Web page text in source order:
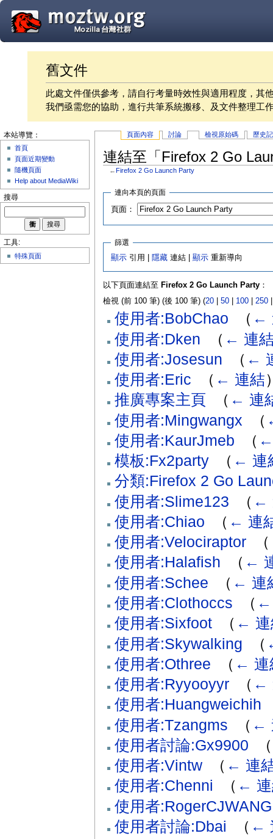
舊文件
此處文件僅供參考，請自行考量時效性與適用程度，其
我們亟需您的協助，進行共筆系統搬移、及文件整理工
頁面內容 討論 檢視原始碼 歷史
連結至「Firefox 2 Go
← Firefox 2 Go Launch Party
連向本頁的頁面
頁面：
篩選
顯示 引用 | 隱藏 連結 |顯示 重新導向
以下頁面連結至 Firefox 2 Go Launch Party：
檢視 (前 100 筆) (後 100 筆) (20| 50| 100| 250
使用者:BobChao （ ←
使用者:Dken
（ ← 連
使用者:Josesun
（ ←
使用者:Eric
（ ← 連結
推廣專案主頁
（ ← 連
使用者:Mingwangx
（
使用者:KaurJmeb
（
模板:Fx2party‎ （ ← 連
分類:Firefox 2 Go
使用者:Slime123
（ ←
使用者:Chiao
（ ← 連
使用者:Velociraptor‎ （
使用者:Halafish
（ ←
使用者:Schee
（ ← 連
使用者:Clothoccs
（ ←
使用者:Sixfoot‎ （ ← 連
使用者:Skywalking
（
使用者:Othree
（ ← 連
使用者:Ryyooyyr‎ （ ←
使用者:Huangweichih
使用者:Tzangms
（ ←
使用者討論:Gx9900
（
使用者:Vintw‎ （ ← 連
使用者:Chenni
（ ←
使用者:RogerCJWANG
使用者討論:Dbai
（ ←
本站導覽：
首頁
頁面近期變動
隨機頁面
Help about MediaWiki
搜尋
工具:
特殊頁面